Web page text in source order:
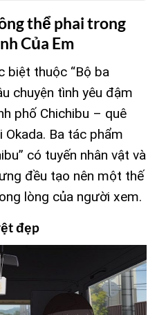
thể phai trong
Của Em
biệt thuộc “Bộ ba
chuyện tình yêu đậm
phố Chichibu – quê
Ba tác phẩm
có tuyến nhân vật và
đều tạo nên một thế
lòng của người xem.
đẹp